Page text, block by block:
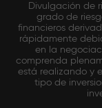
Divulgación de
grado de
financieros
rápidamente
en la
comprenda
está realizando y
tipo de